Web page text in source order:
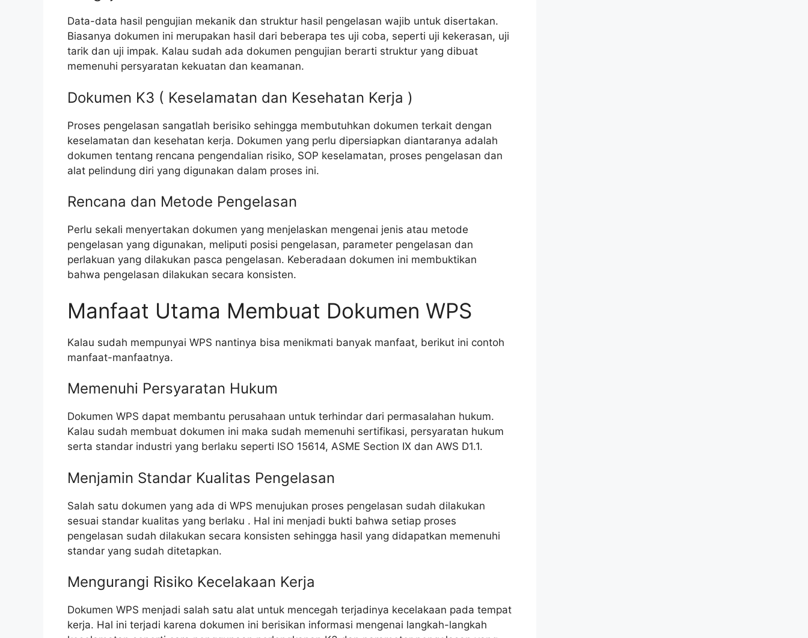
Data-data hasil pengujian mekanik dan struktur hasil pengelasan wajib untuk disertakan.
Biasanya dokumen ini merupakan hasil dari beberapa tes uji coba, seperti uji kekerasan, uji
tarik dan uji impak. Kalau sudah ada dokumen pengujian berarti struktur yang dibuat
memenuhi persyaratan kekuatan dan keamanan.
Dokumen K3 ( Keselamatan dan Kesehatan Kerja )
Proses pengelasan sangatlah berisiko sehingga membutuhkan dokumen terkait dengan
keselamatan dan kesehatan kerja. Dokumen yang perlu dipersiapkan diantaranya adalah
dokumen tentang rencana pengendalian risiko, SOP keselamatan, proses pengelasan dan
alat pelindung diri yang digunakan dalam proses ini.
Rencana dan Metode Pengelasan
Perlu sekali menyertakan dokumen yang menjelaskan mengenai jenis atau metode
pengelasan yang digunakan, meliputi posisi pengelasan, parameter pengelasan dan
perlakuan yang dilakukan pasca pengelasan. Keberadaan dokumen ini membuktikan
bahwa pengelasan dilakukan secara konsisten.
Manfaat Utama Membuat Dokumen WPS
Kalau sudah mempunyai WPS nantinya bisa menikmati banyak manfaat, berikut ini contoh
manfaat-manfaatnya.
Memenuhi Persyaratan Hukum
Dokumen WPS dapat membantu perusahaan untuk terhindar dari permasalahan hukum.
Kalau sudah membuat dokumen ini maka sudah memenuhi sertifikasi, persyaratan hukum
serta standar industri yang berlaku seperti ISO 15614, ASME Section IX dan AWS D1.1.
Menjamin Standar Kualitas Pengelasan
Salah satu dokumen yang ada di WPS menujukan proses pengelasan sudah dilakukan
sesuai standar kualitas yang berlaku . Hal ini menjadi bukti bahwa setiap proses
pengelasan sudah dilakukan secara konsisten sehingga hasil yang didapatkan memenuhi
standar yang sudah ditetapkan.
Mengurangi Risiko Kecelakaan Kerja
Dokumen WPS menjadi salah satu alat untuk mencegah terjadinya kecelakaan pada tempat
kerja. Hal ini terjadi karena dokumen ini berisikan informasi mengenai langkah-langkah